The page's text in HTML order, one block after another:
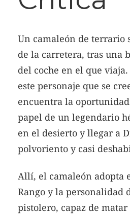
Un camaleón de terrario
de la carretera, tras una
del coche en el que
este personaje que se
encuentra la
papel de un legendario
en el desierto y llegar a
polvoriento y casi
Allí, el camaleón adopta
Rango y la personalidad
pistolero, capaz de